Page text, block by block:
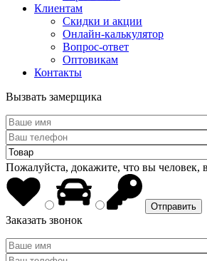
Клиентам
Скидки и акции
Онлайн-калькулятор
Вопрос-ответ
Оптовикам
Контакты
Вызвать замерщика
Пожалуйста, докажите, что вы человек,
Заказать звонок